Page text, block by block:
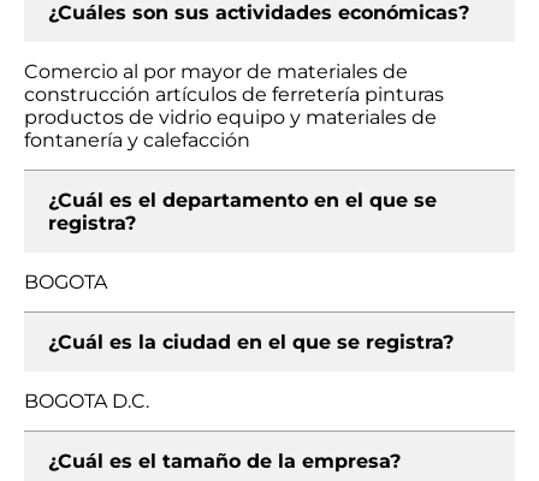
¿Cuáles son sus actividades económicas?
Comercio al por mayor de materiales de
construcción artículos de ferretería pinturas
productos de vidrio equipo y materiales de
fontanería y calefacción
¿Cuál es el departamento en el que se
registra?
BOGOTA
¿Cuál es la ciudad en el que se registra?
BOGOTA D.C.
¿Cuál es el tamaño de la empresa?